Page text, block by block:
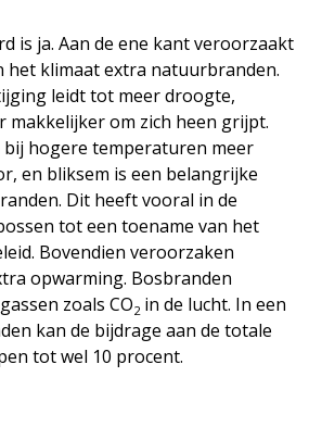
is ja. Aan de ene kant veroorzaakt
het klimaat extra natuurbranden.
leidt tot meer droogte,
makkelijker om zich heen grijpt.
hogere temperaturen meer
en bliksem is een belangrijke
Dit heeft vooral in de
tot een toename van het
Bovendien veroorzaken
opwarming. Bosbranden
zoals CO2 in de lucht. In een
kan de bijdrage aan de totale
tot wel 10 procent.